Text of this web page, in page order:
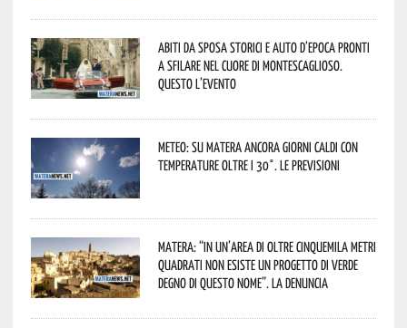
Abiti da sposa storici e auto d’epoca pronti
a sfilare nel cuore di Montescaglioso.
Questo l’evento
Meteo: su Matera ancora giorni caldi con
temperature oltre i 30°. Le previsioni
Matera: “In un’area di oltre cinquemila metri
quadrati non esiste un progetto di verde
degno di questo nome”. La denuncia